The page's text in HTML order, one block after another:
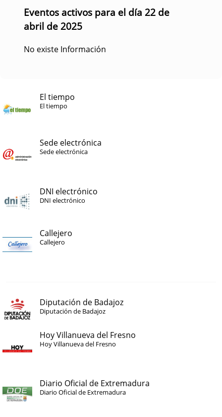
Eventos activos para el día 22 de
abril de 2025
No existe Información
El tiempo
El tiempo
Sede electrónica
Sede electrónica
DNI electrónico
DNI electrónico
Callejero
Callejero
Diputación de Badajoz
Diputación de Badajoz
Hoy Villanueva del Fresno
Hoy Villanueva del Fresno
Diario Oficial de Extremadura
Diario Oficial de Extremadura